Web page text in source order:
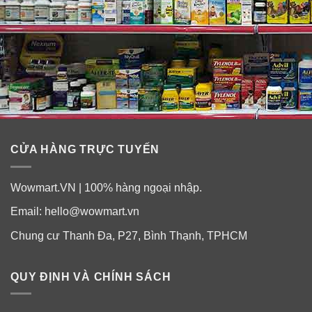
CỬA HÀNG TRỰC TUYẾN
Wowmart.VN | 100% hàng ngoại nhập.
Email: hello@wowmart.vn
Chung cư Thanh Đa, P27, Bình Thạnh, TPHCM
QUY ĐỊNH VÀ CHÍNH SÁCH